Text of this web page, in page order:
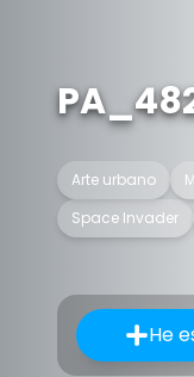
Arte urbano
Space Invader
He